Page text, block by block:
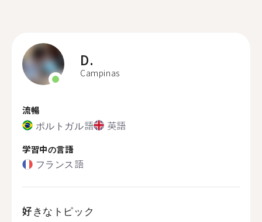
D.
Campinas
流暢
ポルトガル語 英語
学習中の言語
フランス語
好きなトピック